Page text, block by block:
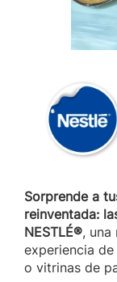
Marca
Sorprende a
reinventada:
NESTLÉ®, una
experiencia
o vitrinas de